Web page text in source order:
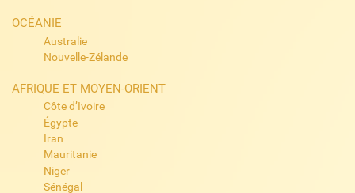
OCÉANIE
Australie
Nouvelle-Zélande
AFRIQUE ET MOYEN-ORIENT
Côte d’Ivoire
Égypte
Iran
Mauritanie
Niger
Sénégal